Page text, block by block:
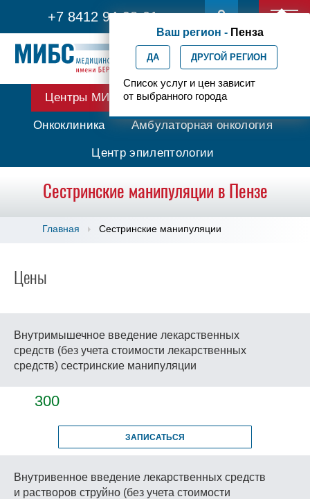
+7 8412 94-98-01
Ваш регион - Пенза
ДА ДРУГОЙ РЕГИОН
Список услуг и цен зависит
от выбранного города
Центры МИБС Протонная терапия
Онкоклиника Амбулаторная онкология
Центр эпилептологии
Сестринские манипуляции в Пензе
Главная Сестринские манипуляции
Цены
Внутримышечное введение лекарственных
средств (без учета стоимости лекарственных
средств) сестринские манипуляции
300
ЗАПИСАТЬСЯ
Внутривенное введение лекарственных средств
и растворов струйно (без учета стоимости